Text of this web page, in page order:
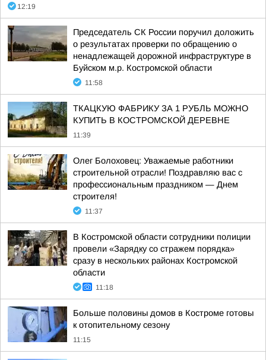
12:19
Председатель СК России поручил доложить
о результатах проверки по обращению о
ненадлежащей дорожной инфраструктуре в
Буйском м.р. Костромской области
11:58
ТКАЦКУЮ ФАБРИКУ ЗА 1 РУБЛЬ МОЖНО
КУПИТЬ В КОСТРОМСКОЙ ДЕРЕВНЕ
11:39
Олег Болоховец: Уважаемые работники
строительной отрасли! Поздравляю вас с
профессиональным праздником — Днем
строителя!
11:37
В Костромской области сотрудники полиции
провели «Зарядку со стражем порядка»
сразу в нескольких районах Костромской
области
11:18
Больше половины домов в Костроме готовы
к отопительному сезону
11:15